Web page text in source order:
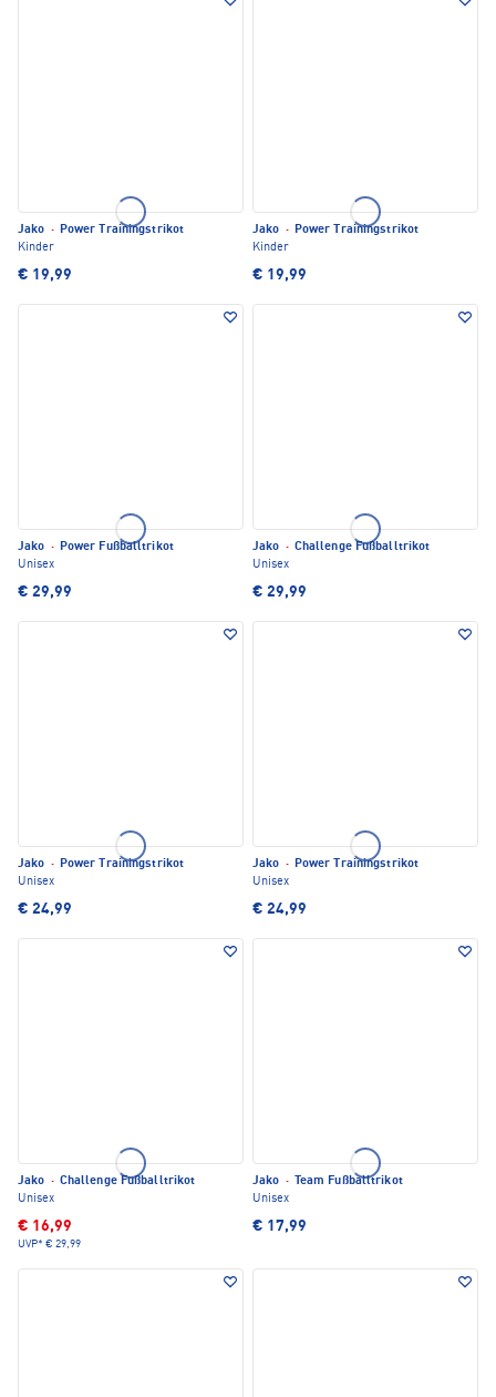
Jako · Power Trainingstrikot
Kinder
€ 19,99
Jako · Power Trainingstrikot
Kinder
€ 19,99
Jako · Power Fußballtrikot
Unisex
€ 29,99
Jako · Challenge Fußballtrikot
Unisex
€ 29,99
Jako · Power Trainingstrikot
Unisex
€ 24,99
Jako · Power Trainingstrikot
Unisex
€ 24,99
Jako · Challenge Fußballtrikot
Unisex
€ 16,99
UVP* € 29,99
Jako ·
Team Fußballtrikot
Unisex
€ 17,99